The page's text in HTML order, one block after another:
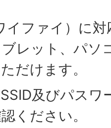
イファイ）に
ブレット、パソ
だけます。
及びパスワ
ください。